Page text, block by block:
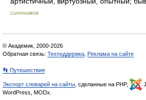
синонимов
© Академик, 2000-2026
Обратная связь: Техподдержка Реклама на сайте
👣 Путешествия
Экспорт словарей на сайты , сделанные на PHP,
WordPress, MODx.